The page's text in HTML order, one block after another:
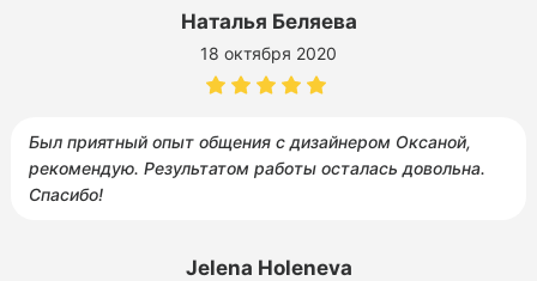
Наталья Беляева
18 октября 2020
Был приятный опыт общения с дизайнером Оксаной,
рекомендую. Результатом работы осталась довольна.
Спасибо!
Jelena Holeneva